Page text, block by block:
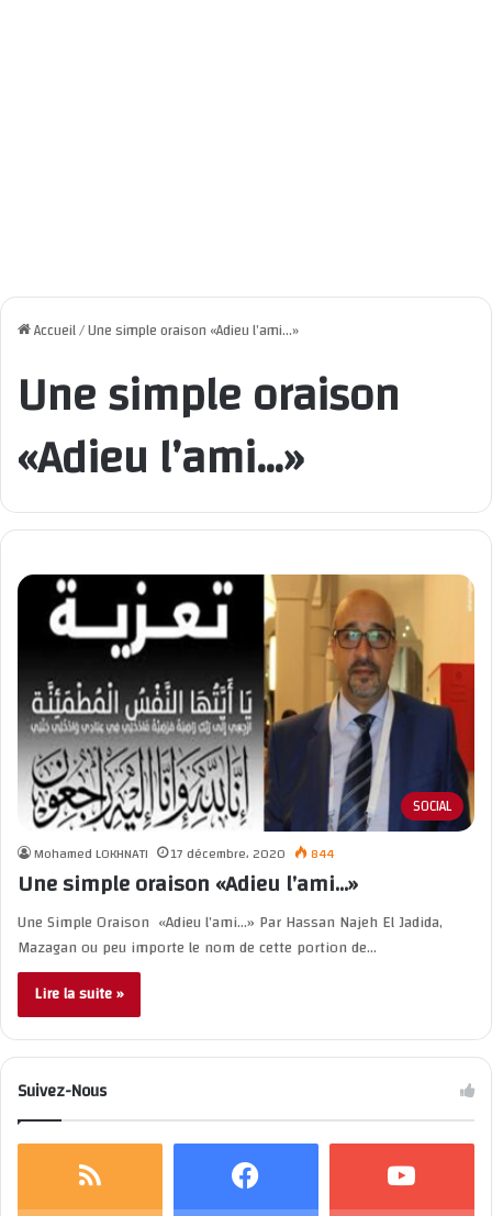
Accueil/Une simple oraison «Adieu l’ami…»
Une simple oraison
«Adieu l’ami…»
SOCIAL
Mohamed LOKHNATI 17 décembre، 2020 844
Une simple oraison «Adieu l’ami…»
Une Simple Oraison «Adieu l’ami…» Par Hassan Najeh El Jadida,
Mazagan ou peu importe le nom de cette portion de…
Lire la suite »
Suivez-Nous